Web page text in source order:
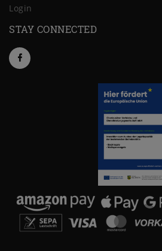
Login
STAY CONNECTED